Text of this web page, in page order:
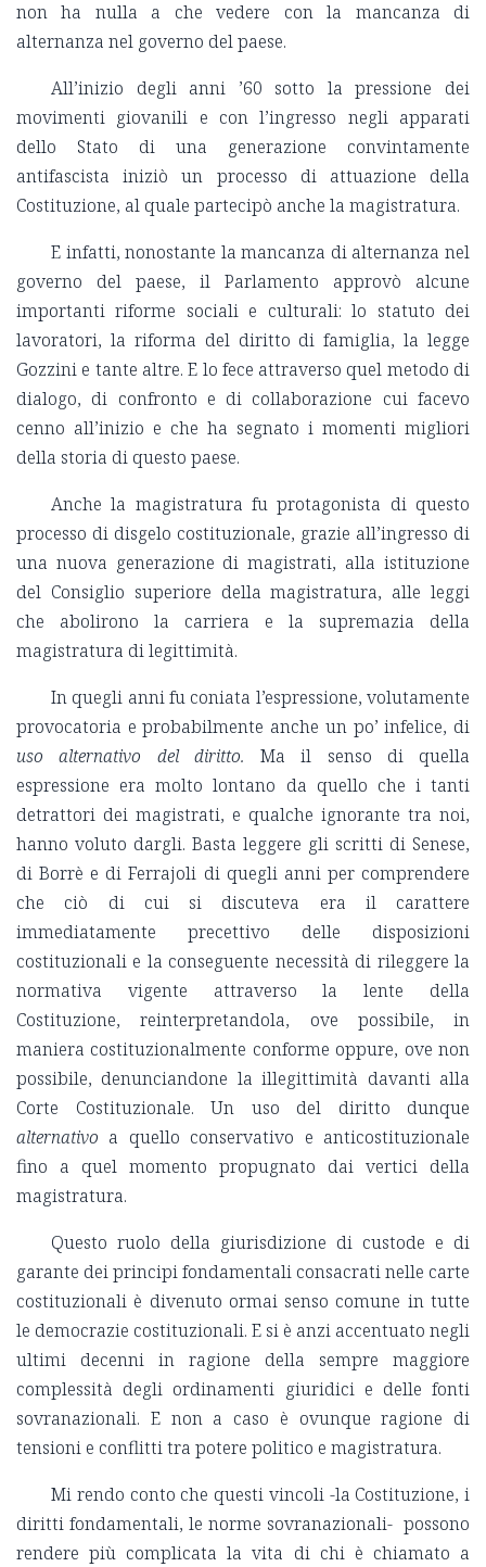
non ha nulla a che vedere con la mancanza di
alternanza nel governo del paese.
All’inizio degli anni ’60 sotto la pressione dei
movimenti giovanili e con l’ingresso negli apparati
dello Stato di una generazione convintamente
antifascista iniziò un processo di attuazione della
Costituzione, al quale partecipò anche la magistratura.
E infatti, nonostante la mancanza di alternanza nel
governo del paese, il Parlamento approvò alcune
importanti riforme sociali e culturali: lo statuto dei
lavoratori, la riforma del diritto di famiglia, la legge
Gozzini e tante altre. E lo fece attraverso quel metodo di
dialogo, di confronto e di collaborazione cui facevo
cenno all’inizio e che ha segnato i momenti migliori
della storia di questo paese.
Anche la magistratura fu protagonista di questo
processo di disgelo costituzionale, grazie all’ingresso di
una nuova generazione di magistrati, alla istituzione
del Consiglio superiore della magistratura, alle leggi
che abolirono la carriera e la supremazia della
magistratura di legittimità.
In quegli anni fu coniata l’espressione, volutamente
provocatoria e probabilmente anche un po’ infelice, di
uso alternativo del diritto. Ma il senso di quella
espressione era molto lontano da quello che i tanti
detrattori dei magistrati, e qualche ignorante tra noi,
hanno voluto dargli. Basta leggere gli scritti di Senese,
di Borrè e di Ferrajoli di quegli anni per comprendere
che ciò di cui si discuteva era il carattere
immediatamente precettivo delle disposizioni
costituzionali e la conseguente necessità di rileggere la
normativa vigente attraverso la lente della
Costituzione, reinterpretandola, ove possibile, in
maniera costituzionalmente conforme oppure, ove non
possibile, denunciandone la illegittimità davanti alla
Corte Costituzionale. Un uso del diritto dunque
alternativo a quello conservativo e anticostituzionale
fino a quel momento propugnato dai vertici della
magistratura.
Questo ruolo della giurisdizione di custode e di
garante dei principi fondamentali consacrati nelle carte
costituzionali è divenuto ormai senso comune in tutte
le democrazie costituzionali. E si è anzi accentuato negli
ultimi decenni in ragione della sempre maggiore
complessità degli ordinamenti giuridici e delle fonti
sovranazionali. E non a caso è ovunque ragione di
tensioni e conflitti tra potere politico e magistratura.
Mi rendo conto che questi vincoli -la Costituzione, i
diritti fondamentali, le norme sovranazionali- possono
rendere più complicata la vita di chi è chiamato a